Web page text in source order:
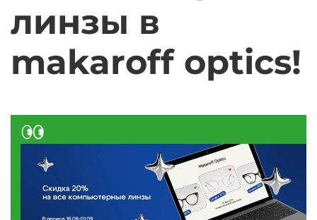
линзы в
makaroff optics!